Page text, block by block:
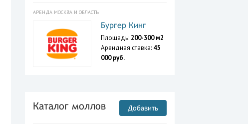
АРЕНДА МОСКВА И ОБЛАСТЬ
Бургер Кинг
Площадь: 200-300 м2
Арендная ставка: 45
000 руб.
Каталог моллов Добавить